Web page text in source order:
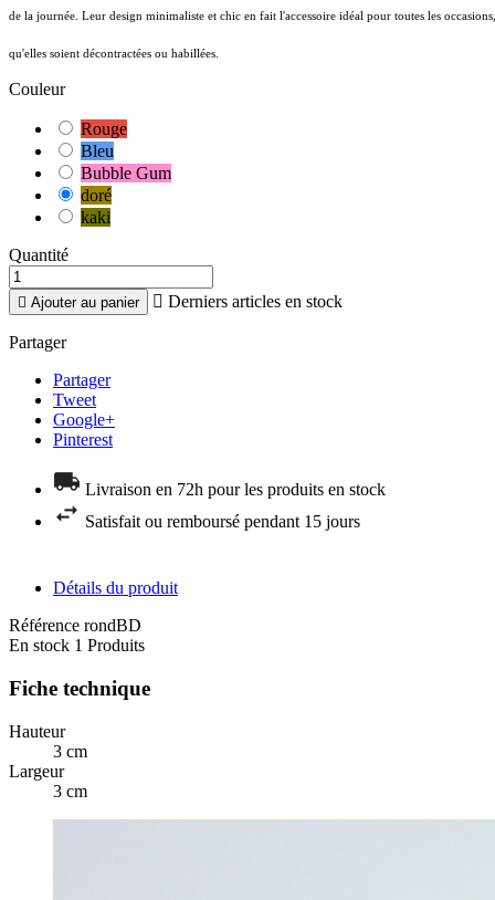
de la journée. Leur design minimaliste et chic en fait l'accessoire idéal pour toutes les occasions,
qu'elles soient décontractées ou habillées.
Couleur
Rouge
Bleu
Bubble Gum
doré
kaki
Quantité
 Ajouter au panier  Derniers articles en stock
Partager
Partager
Tweet
Google+
Pinterest
Livraison en 72h pour les produits en stock
Satisfait ou remboursé pendant 15 jours
Détails du produit
Référence rondBD
En stock 1 Produits
Fiche technique
Hauteur
3 cm
Largeur
3 cm